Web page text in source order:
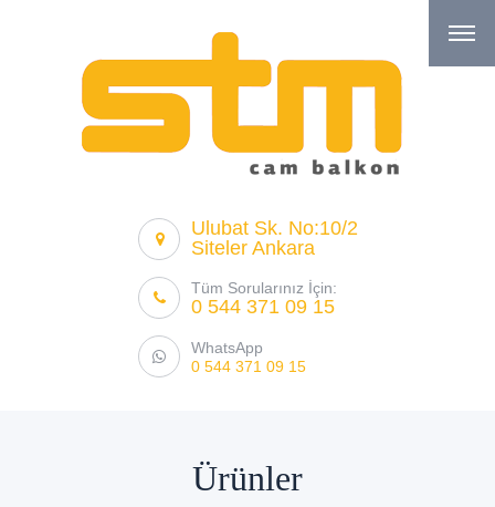
Ulubat Sk. No:10/2
Siteler Ankara
Tüm Sorularınız İçin:
0 544 371 09 15
WhatsApp
0 544 371 09 15
Ürünler